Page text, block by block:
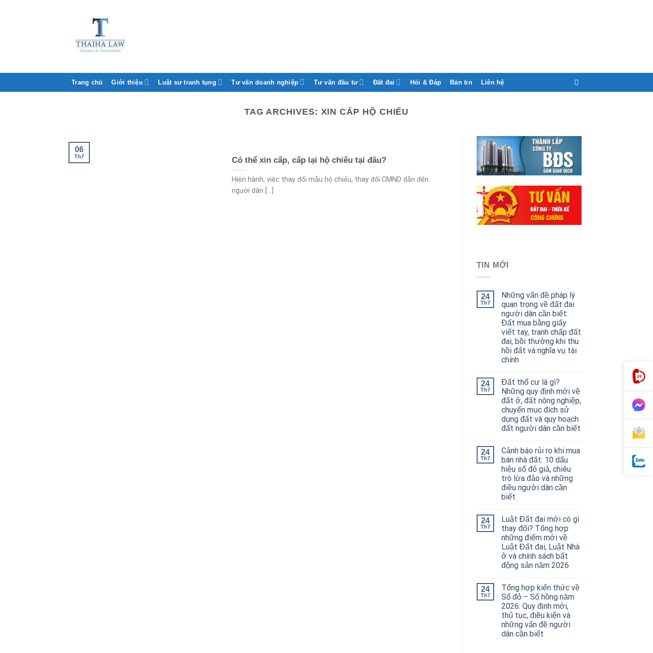
Trang chủ Giới thiệu Luật sư tranh tụng Tư vấn doanh nghiệp Tư vấn đầu tư Đất đai Hỏi & Đáp Bản tin Liên hệ
TAG ARCHIVES: XIN CẤP HỘ CHIẾU
Có thể xin cấp, cấp lại hộ chiếu tại đâu?
Hiện hành, việc thay đổi mẫu hộ chiếu, thay đổi CMND dẫn đến
người dân [...]
06
Th7
TIN MỚI
24
Th7
Những vấn đề pháp lý
quan trọng về đất đai
người dân cần biết:
Đất mua bằng giấy
viết tay, tranh chấp đất
đai, bồi thường khi thu
hồi đất và nghĩa vụ tài
chính
24
Th7
Đất thổ cư là gì?
Những quy định mới về
đất ở, đất nông nghiệp,
chuyển mục đích sử
dụng đất và quy hoạch
đất người dân cần biết
24
Th7
Cảnh báo rủi ro khi mua
bán nhà đất: 10 dấu
hiệu sổ đỏ giả, chiêu
trò lừa đảo và những
điều người dân cần
biết
24
Th7
Luật Đất đai mới có gì
thay đổi? Tổng hợp
những điểm mới về
Luật Đất đai, Luật Nhà
ở và chính sách bất
động sản năm 2026
24
Th7
Tổng hợp kiến thức về
Sổ đỏ – Sổ hồng năm
2026: Quy định mới,
thủ tục, điều kiện và
những vấn đề người
dân cần biết